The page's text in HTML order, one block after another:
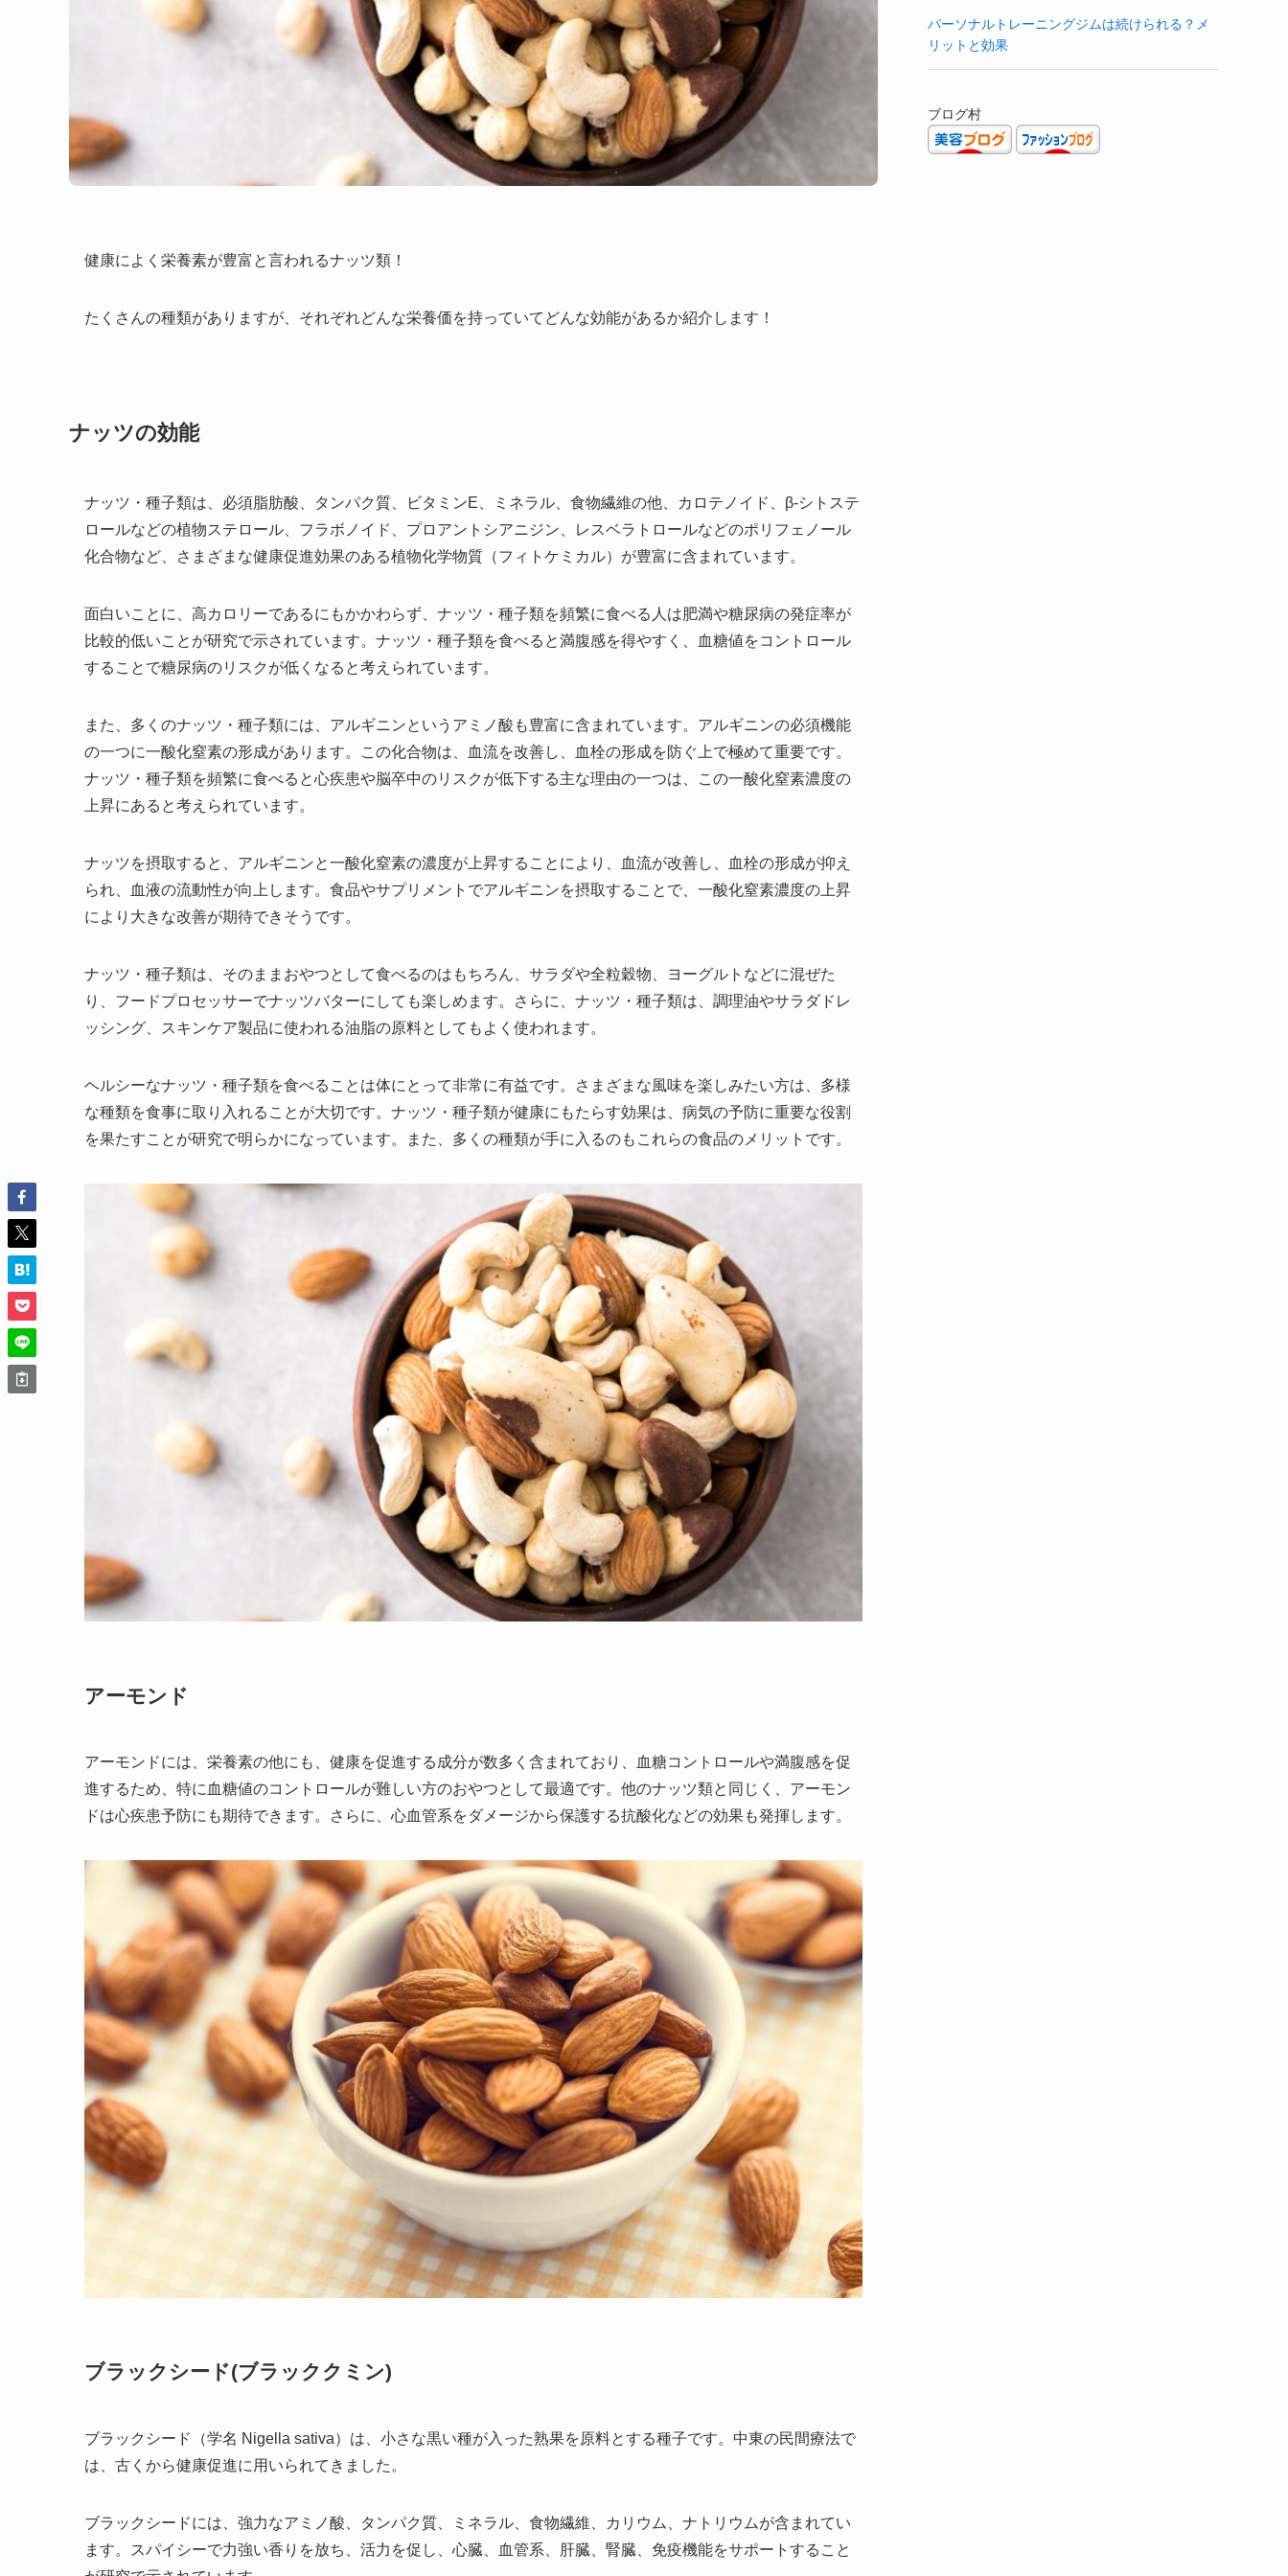
健康によく栄養素が豊富と言われるナッツ類！
たくさんの種類がありますが、それぞれどんな栄養価を持っていてどんな効能があるか紹介します！
ナッツの効能
ナッツ・種子類は、必須脂肪酸、タンパク質、ビタミンE、ミネラル、食物繊維の他、カロテノイド、β-シトステ
ロールなどの植物ステロール、フラボノイド、プロアントシアニジン、レスベラトロールなどのポリフェノール
化合物など、さまざまな健康促進効果のある植物化学物質（フィトケミカル）が豊富に含まれています。
面白いことに、高カロリーであるにもかかわらず、ナッツ・種子類を頻繁に食べる人は肥満や糖尿病の発症率が
比較的低いことが研究で示されています。ナッツ・種子類を食べると満腹感を得やすく、血糖値をコントロール
することで糖尿病のリスクが低くなると考えられています。
また、多くのナッツ・種子類には、アルギニンというアミノ酸も豊富に含まれています。アルギニンの必須機能
の一つに一酸化窒素の形成があります。この化合物は、血流を改善し、血栓の形成を防ぐ上で極めて重要です。
ナッツ・種子類を頻繁に食べると心疾患や脳卒中のリスクが低下する主な理由の一つは、この一酸化窒素濃度の
上昇にあると考えられています。
ナッツを摂取すると、アルギニンと一酸化窒素の濃度が上昇することにより、血流が改善し、血栓の形成が抑え
られ、血液の流動性が向上します。食品やサプリメントでアルギニンを摂取することで、一酸化窒素濃度の上昇
により大きな改善が期待できそうです。
ナッツ・種子類は、そのままおやつとして食べるのはもちろん、サラダや全粒穀物、ヨーグルトなどに混ぜた
り、フードプロセッサーでナッツバターにしても楽しめます。さらに、ナッツ・種子類は、調理油やサラダドレ
ッシング、スキンケア製品に使われる油脂の原料としてもよく使われます。
ヘルシーなナッツ・種子類を食べることは体にとって非常に有益です。さまざまな風味を楽しみたい方は、多様
な種類を食事に取り入れることが大切です。ナッツ・種子類が健康にもたらす効果は、病気の予防に重要な役割
を果たすことが研究で明らかになっています。また、多くの種類が手に入るのもこれらの食品のメリットです。
アーモンド
アーモンドには、栄養素の他にも、健康を促進する成分が数多く含まれており、血糖コントロールや満腹感を促
進するため、特に血糖値のコントロールが難しい方のおやつとして最適です。他のナッツ類と同じく、アーモン
ドは心疾患予防にも期待できます。さらに、心血管系をダメージから保護する抗酸化などの効果も発揮します。
ブラックシード(ブラッククミン)
ブラックシード（学名 Nigella sativa）は、小さな黒い種が入った熟果を原料とする種子です。中東の民間療法で
は、古くから健康促進に用いられてきました。
ブラックシードには、強力なアミノ酸、タンパク質、ミネラル、食物繊維、カリウム、ナトリウムが含まれてい
ます。スパイシーで力強い香りを放ち、活力を促し、心臓、血管系、肝臓、腎臓、免疫機能をサポートすること
パーソナルトレーニングジムは続けられる？メ
リットと効果
ブログ村